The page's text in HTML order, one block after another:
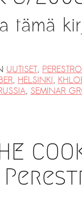
tämä
UUTISET,
, HELSINKI,
, SEMINAR